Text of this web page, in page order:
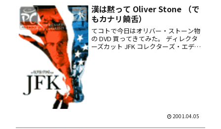
漢は黙って Oliver Stone （で
もカナリ饒舌）
てコトで今日はオリバー・ストーン物
の DVD 買ってきてみた。 ディレクタ
ーズカット JFK コレクターズ・エディ
2001.04.05